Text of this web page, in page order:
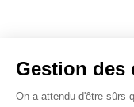
Raison sociale :